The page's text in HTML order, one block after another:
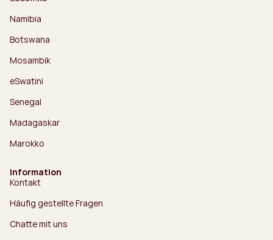
Namibia
Botswana
Mosambik
eSwatini
Senegal
Madagaskar
Marokko
Information
Kontakt
Häufig gestellte Fragen
Chatte mit uns